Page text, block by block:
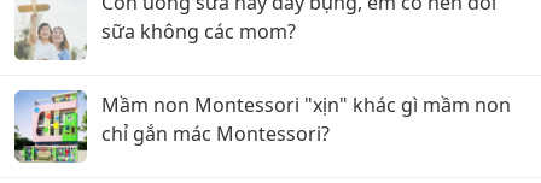
sữa không các mom?
Mầm non Montessori "xịn" khác gì mầm non
chỉ gắn mác Montessori?